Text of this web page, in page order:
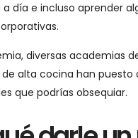
día e incluso aprender
diversas academias
alta cocina han puesto
que podrías obsequiar.